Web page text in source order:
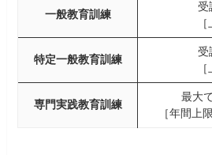
一般教育訓練
受
特定一般教育訓練
受
専門実践教育訓練
最大
［年間上